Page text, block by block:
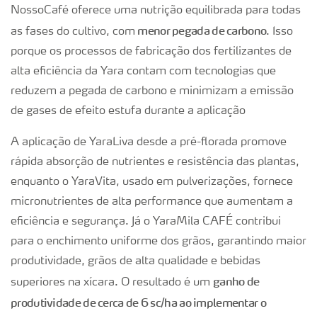
NossoCafé oferece uma nutrição equilibrada para todas
as fases do cultivo, com menor pegada de carbono. Isso
porque os processos de fabricação dos fertilizantes de
alta eficiência da Yara contam com tecnologias que
reduzem a pegada de carbono e minimizam a emissão
de gases de efeito estufa durante a aplicação
A aplicação de YaraLiva desde a pré-florada promove
rápida absorção de nutrientes e resistência das plantas,
enquanto o YaraVita, usado em pulverizações, fornece
micronutrientes de alta performance que aumentam a
eficiência e segurança. Já o YaraMila CAFÉ contribui
para o enchimento uniforme dos grãos, garantindo maior
produtividade, grãos de alta qualidade e bebidas
superiores na xícara. O resultado é um ganho de
produtividade de cerca de 6 sc/ha ao implementar o